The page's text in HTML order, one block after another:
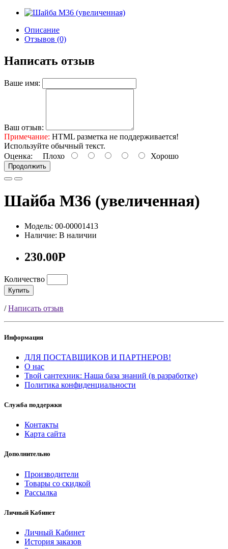
Описание
Отзывов (0)
Написать отзыв
Ваше имя:
Ваш отзыв:
Примечание: HTML разметка не поддерживается!
Используйте обычный текст.
Оценка: Плохо Хорошо
Продолжить
Шайба М36 (увеличенная)
Модель: 00-00001413
Наличие: В наличии
230.00Р
Количество
Купить
/Написать отзыв
Информация
ДЛЯ ПОСТАВЩИКОВ И ПАРТНЕРОВ!
О нас
Твой сантехник: Наша база знаний (в разработке)
Политика конфиденциальности
Служба поддержки
Контакты
Карта сайта
Дополнительно
Производители
Товары со скидкой
Рассылка
Личный Кабинет
Личный Кабинет
История заказов